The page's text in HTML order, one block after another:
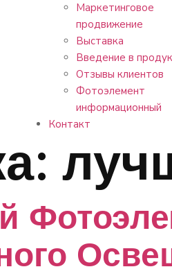
Маркетинговое
продвижение
Выставка
Введение в
Отзывы клиентов
Фотоэлемент
информационный
Контакт